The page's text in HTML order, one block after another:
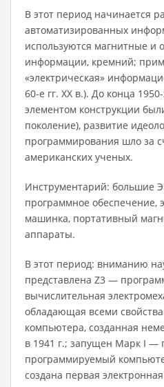
В этот период начинается
автоматизированных
используются магнитные и
информации, кремний;
«электрическая»
60-е гг. XX в.). До конца
элементом конструкции
поко­ление), развитие
программирования шло за
американских ученых.
Инструментарий: большие
программное обеспечение,
машинка, портативный
аппараты.
В этот период: вниманию
представ­лена Z3 —
вычислительная
обладающая всеми
компьютера, созданная
в 1941 г.; запущен Марк I —
программи­руемый
создана первая